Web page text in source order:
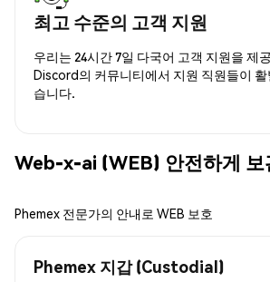
최고 수준의 고객 지원
우리는 24시간 7일 다국어 고객 지원을 제
Discord의 커뮤니티에서 지원 직원들이 활
습니다.
Web-x-ai (WEB) 안전하게 보
Phemex 전문가의 안내로 WEB 보호
Phemex 지갑 (Custodial)